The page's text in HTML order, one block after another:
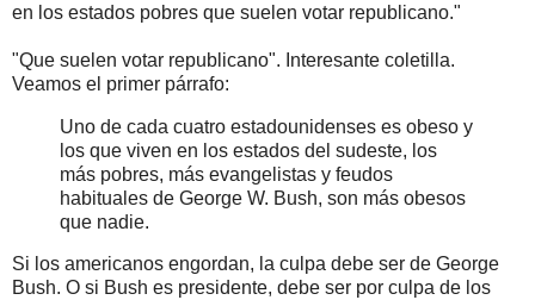
en los estados pobres que suelen votar republicano."
"Que suelen votar republicano". Interesante coletilla.
Veamos el primer párrafo:
Uno de cada cuatro estadounidenses es obeso y
los que viven en los estados del sudeste, los
más pobres, más evangelistas y feudos
habituales de George W. Bush, son más obesos
que nadie.
Si los americanos engordan, la culpa debe ser de George
Bush. O si Bush es presidente, debe ser por culpa de los